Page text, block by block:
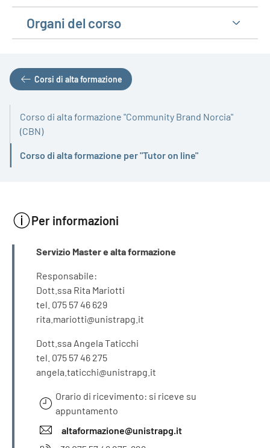
Organi del corso
Corsi di alta formazione
Corso di alta formazione "Community Brand Norcia"
(CBN)
Corso di alta formazione per "Tutor on line"
Attivo
Per informazioni
INFORMAZIONI
Servizio Master e alta formazione
Responsabile:
Dott.ssa Rita Mariotti
tel. 075 57 46 629
rita.mariotti@unistrapg.it
Dott.ssa Angela Taticchi
tel. 075 57 46 275
angela.taticchi@unistrapg.it
Orario di ricevimento: si riceve su
appuntamento
altaformazione@unistrapg.it